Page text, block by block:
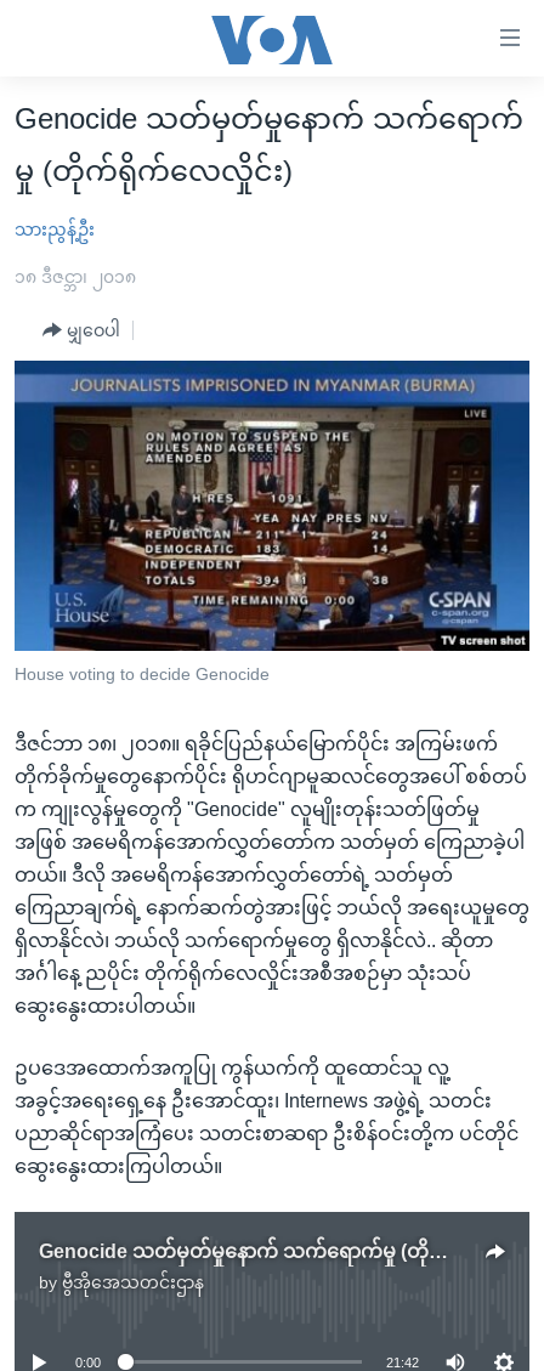
လွယ်ကူ
သည့်
Link
များ
စာမျက်နှာ
သို့
ကျော်
ရန်
ရှာဖွေ
ရန်
နေရာ
သို့
ကျော်
ရန်
မူလစာမျက်နှာ
မြန်မာ
ကမ္ဘာ့သတင်းများ
တရုတ်
အစ္စရေး-ပါလက်စတိုင်း
ရပ်ဝန်းတခု လမ်းတခု အလွန်
အင်္ဂလိပ်စာလေ့လာမယ်
အမေရိကန်သုံးအီဒီယံ
မကြေးမုံရဲ့ အင်္ဂလိပ်စာ
ရုပ်ရှင်ထဲက အင်္ဂလိပ်စာ
သုတပဒေသာ အင်္ဂလိပ်စာ
အပတ်စဉ်ကဏ္ဍများ
ရေဒီယို
ရေဒီယိုနှင့်ရုပ်သံ အချက်အလက်များ
ရေဒီယို/တီဗွီအစီအစဉ်
Learning English
ဗွီအိုအေ လူမှုကွန်ယက်များ
ဘာသာစကားများ
Genocide သတ်မှတ်မှုနောက် သက်ရောက်
မှု (တိုက်ရိုက်လေလှိုင်း)
သားညွန့်ဦး
၁၈ ဒီဇင္ဘာ၊ ၂၀၁၈
မျှဝေပါ
House voting to decide Genocide
ဒီဇင်ဘာ ၁၈၊ ၂၀၁၈။ ရခိုင်ပြည်နယ်မြောက်ပိုင်း အကြမ်းဖက်
တိုက်ခိုက်မှုတွေနောက်ပိုင်း ရိုဟင်ဂျာမူဆလင်တွေအပေါ် စစ်တပ်
က ကျုးလွန်မှုတွေကို "Genocide" လူမျိုးတုန်းသတ်ဖြတ်မှု
အဖြစ် အမေရိကန်အောက်လွှတ်တော်က သတ်မှတ် ကြေညာခဲ့ပါ
တယ်။ ဒီလို အမေရိကန်အောက်လွှတ်တော်ရဲ့ သတ်မှတ်
ကြေညာချက်ရဲ့ နောက်ဆက်တွဲအားဖြင့် ဘယ်လို အရေးယူမှုတွေ
ရှိလာနိုင်လဲ၊ ဘယ်လို သက်ရောက်မှုတွေ ရှိလာနိုင်လဲ.. ဆိုတာ
အင်္ဂါနေ့ ညပိုင်း တိုက်ရိုက်လေလှိုင်းအစီအစဉ်မှာ သုံးသပ်
ဆွေးနွေးထားပါတယ်။
ဥပဒေအထောက်အကူပြု ကွန်ယက်ကို ထူထောင်သူ လူ့
အခွင့်အရေးရှေ့နေ ဦးအောင်ထူး၊ Internews အဖွဲ့ရဲ့ သတင်း
ပညာဆိုင်ရာအကြံပေး သတင်းစာဆရာ ဦးစိန်ဝင်းတို့က ပင်တိုင်
ဆွေးနွေးထားကြပါတယ်။
Genocide သတ်မှတ်မှုနောက် သက်ရောက်မှု (တိုက်ရိုက်လေလှိုင်း)
by ဗွီအိုအေသတင်းဌာန
No media source currently available
0:00 21:42